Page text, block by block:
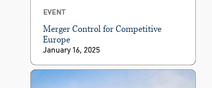
EVENT
Merger Control for Competitive
Europe
January 16, 2025